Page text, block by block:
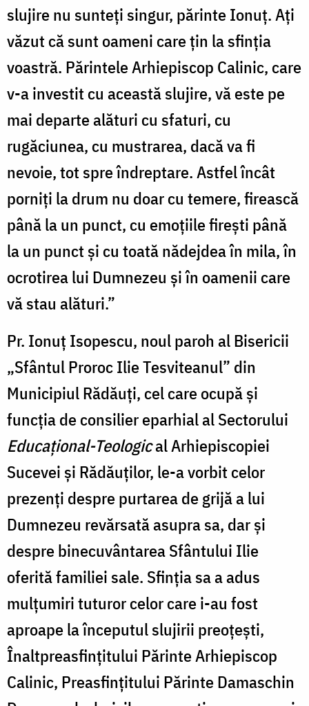
slujire nu sunteți singur, părinte Ionuț. Ați
văzut că sunt oameni care țin la sfinția
voastră. Părintele Arhiepiscop Calinic, care
v-a investit cu această slujire, vă este pe
mai departe alături cu sfaturi, cu
rugăciunea, cu mustrarea, dacă va fi
nevoie, tot spre îndreptare. Astfel încât
porniți la drum nu doar cu temere, firească
până la un punct, cu emoțiile firești până
la un punct și cu toată nădejdea în mila, în
ocrotirea lui Dumnezeu și în oamenii care
vă stau alături.”
Pr. Ionuț Isopescu, noul paroh al Bisericii
„Sfântul Proroc Ilie Tesviteanul” din
Municipiul Rădăuți, cel care ocupă și
funcția de consilier eparhial al Sectorului
Educațional-Teological Arhiepiscopiei
Sucevei și Rădăuților, le-a vorbit celor
prezenți despre purtarea de grijă a lui
Dumnezeu revărsată asupra sa, dar și
despre binecuvântarea Sfântului Ilie
oferită familiei sale. Sfinția sa a adus
mulțumiri tuturor celor care i-au fost
aproape la începutul slujirii preoțești,
Înaltpreasfințitului Părinte Arhiepiscop
Calinic, Preasfințitului Părinte Damaschin